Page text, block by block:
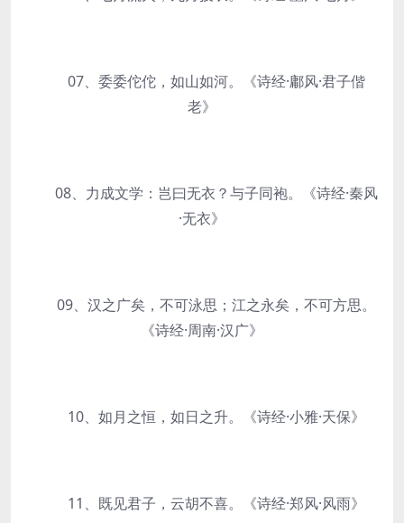
07、委委佗佗，如山如河。《诗经·鄘风·君子偕
老》
08、力成文学：岂曰无衣？与子同袍。《诗经·秦风
·无衣》
09、汉之广矣，不可泳思；江之永矣，不可方思。
《诗经·周南·汉广》
10、如月之恒，如日之升。《诗经·小雅·天保》
11、既见君子，云胡不喜。《诗经·郑风·风雨》